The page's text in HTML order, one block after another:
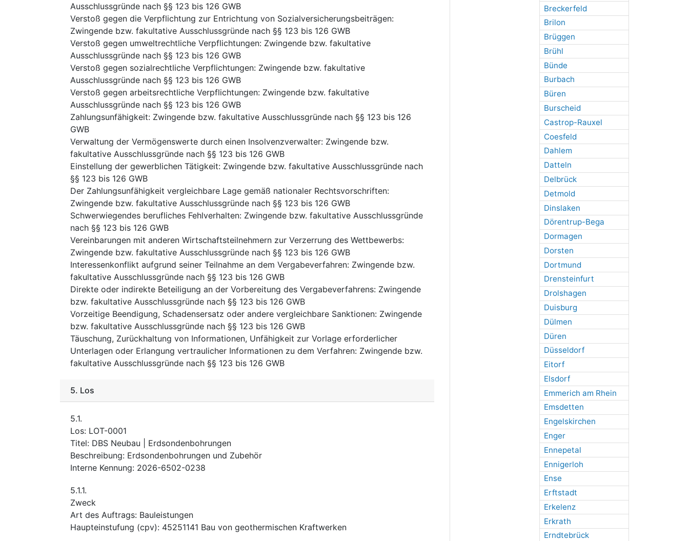
Breckerfeld
Brilon
Brüggen
Brühl
Bünde
Burbach
Büren
Burscheid
Castrop-Rauxel
Coesfeld
Dahlem
Datteln
Delbrück
Detmold
Dinslaken
Dörentrup-Bega
Dormagen
Dorsten
Dortmund
Drensteinfurt
Drolshagen
Duisburg
Dülmen
Düren
Düsseldorf
Eitorf
Elsdorf
Emmerich am Rhein
Emsdetten
Engelskirchen
Enger
Ennepetal
Ennigerloh
Ense
Erftstadt
Erkelenz
Erkrath
Erndtebrück
Ausschlussgründe nach §§ 123 bis 126 GWB
Verstoß gegen die Verpflichtung zur Entrichtung von Sozialversicherungsbeiträgen:
Zwingende bzw. fakultative Ausschlussgründe nach §§ 123 bis 126 GWB
Verstoß gegen umweltrechtliche Verpflichtungen: Zwingende bzw. fakultative
Ausschlussgründe nach §§ 123 bis 126 GWB
Verstoß gegen sozialrechtliche Verpflichtungen: Zwingende bzw. fakultative
Ausschlussgründe nach §§ 123 bis 126 GWB
Verstoß gegen arbeitsrechtliche Verpflichtungen: Zwingende bzw. fakultative
Ausschlussgründe nach §§ 123 bis 126 GWB
Zahlungsunfähigkeit: Zwingende bzw. fakultative Ausschlussgründe nach §§ 123 bis 126
GWB
Verwaltung der Vermögenswerte durch einen Insolvenzverwalter: Zwingende bzw.
fakultative Ausschlussgründe nach §§ 123 bis 126 GWB
Einstellung der gewerblichen Tätigkeit: Zwingende bzw. fakultative Ausschlussgründe nach
§§ 123 bis 126 GWB
Der Zahlungsunfähigkeit vergleichbare Lage gemäß nationaler Rechtsvorschriften:
Zwingende bzw. fakultative Ausschlussgründe nach §§ 123 bis 126 GWB
Schwerwiegendes berufliches Fehlverhalten: Zwingende bzw. fakultative Ausschlussgründe
nach §§ 123 bis 126 GWB
Vereinbarungen mit anderen Wirtschaftsteilnehmern zur Verzerrung des Wettbewerbs:
Zwingende bzw. fakultative Ausschlussgründe nach §§ 123 bis 126 GWB
Interessenkonflikt aufgrund seiner Teilnahme an dem Vergabeverfahren: Zwingende bzw.
fakultative Ausschlussgründe nach §§ 123 bis 126 GWB
Direkte oder indirekte Beteiligung an der Vorbereitung des Vergabeverfahrens: Zwingende
bzw. fakultative Ausschlussgründe nach §§ 123 bis 126 GWB
Vorzeitige Beendigung, Schadensersatz oder andere vergleichbare Sanktionen: Zwingende
bzw. fakultative Ausschlussgründe nach §§ 123 bis 126 GWB
Täuschung, Zurückhaltung von Informationen, Unfähigkeit zur Vorlage erforderlicher
Unterlagen oder Erlangung vertraulicher Informationen zu dem Verfahren: Zwingende bzw.
fakultative Ausschlussgründe nach §§ 123 bis 126 GWB
5. Los
5.1.
Los: LOT-0001
Titel: DBS Neubau | Erdsondenbohrungen
Beschreibung: Erdsondenbohrungen und Zubehör
Interne Kennung: 2026-6502-0238
5.1.1.
Zweck
Art des Auftrags: Bauleistungen
Haupteinstufung (cpv): 45251141 Bau von geothermischen Kraftwerken